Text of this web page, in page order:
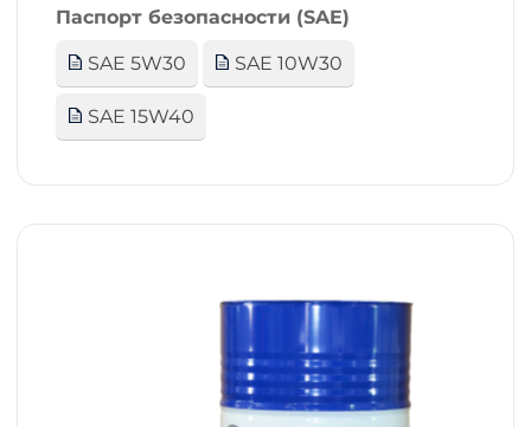
Паспорт безопасности (SAE)
SAE 5W30 SAE 10W30
SAE 15W40